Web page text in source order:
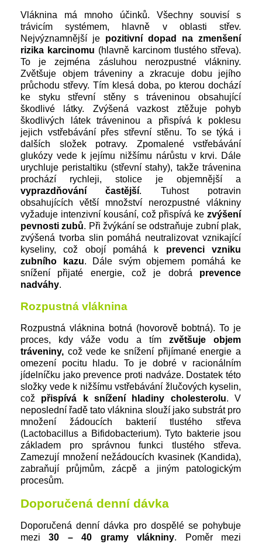
Vláknina má mnoho účinků. Všechny souvisí s
trávicím systémem, hlavně v oblasti střev.
Nejvýznamnější je pozitivní dopad na zmenšení
rizika karcinomu (hlavně karcinom tlustého střeva).
To je zejména zásluhou nerozpustné vlákniny.
Zvětšuje objem tráveniny a zkracuje dobu jejího
průchodu střevy. Tím klesá doba, po kterou dochází
ke styku střevní stěny s tráveninou obsahující
škodlivé látky. Zvýšená vazkost ztěžuje pohyb
škodlivých látek tráveninou a přispívá k poklesu
jejich vstřebávání přes střevní stěnu. To se týká i
dalších složek potravy. Zpomalené vstřebávání
glukózy vede k jejímu nižšímu nárůstu v krvi. Dále
urychluje peristaltiku (střevní stahy), takže trávenina
prochází rychleji, stolice je objemnější a
vyprazdňování častější. Tuhost potravin
obsahujících větší množství nerozpustné vlákniny
vyžaduje intenzivní kousání, což přispívá ke zvýšení
pevnosti zubů. Při žvýkání se odstraňuje zubní plak,
zvýšená tvorba slin pomáhá neutralizovat vznikající
kyseliny, což obojí pomáhá k prevenci vzniku
zubního kazu. Dále svým objemem pomáhá ke
snížení přijaté energie, což je dobrá prevence
nadváhy.
Rozpustná vláknina
Rozpustná vláknina botná (hovorově bobtná). To je
proces, kdy váže vodu a tím zvětšuje objem
tráveniny, což vede ke snížení přijímané energie a
omezení pocitu hladu. To je dobré v racionálním
jídelníčku jako prevence proti nadváze. Dostatek této
složky vede k nižšímu vstřebávání žlučových kyselin,
což přispívá k snížení hladiny cholesterolu. V
neposlední řadě tato vláknina slouží jako substrát pro
množení žádoucích bakterií tlustého střeva
(Lactobacillus a Bifidobacterium). Tyto bakterie jsou
základem pro správnou funkci tlustého střeva.
Zamezují množení nežádoucích kvasinek (Kandida),
zabraňují průjmům, zácpě a jiným patologickým
procesům.
Doporučená denní dávka
Doporučená denní dávka pro dospělé se pohybuje
mezi30 – 40 gramy vlákniny. Poměr mezi